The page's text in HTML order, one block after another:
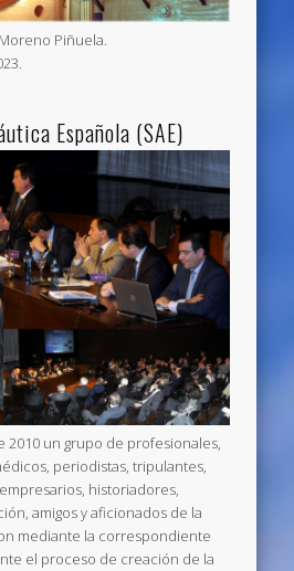
Piñuela.
Española (SAE)
2010 un grupo de profesionales,
periodistas, tripulantes,
historiadores,
amigos y aficionados de la
mediante la correspondiente
el proceso de creación de la